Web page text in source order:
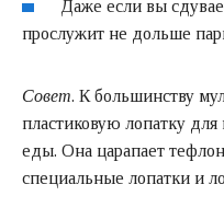
Даже если вы
прослужит не дольше
Совет. К большинству
пластиковую лопатку
еды. Она царапает
специальные лопатки и